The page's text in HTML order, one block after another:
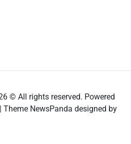
© All rights reserved. Powered
Theme NewsPanda designed by